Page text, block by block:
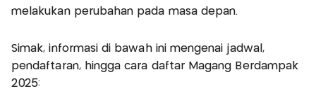
melakukan perubahan pada masa depan.
Simak, informasi di bawah ini mengenai jadwal,
pendaftaran, hingga cara daftar Magang Berdampak
2025: